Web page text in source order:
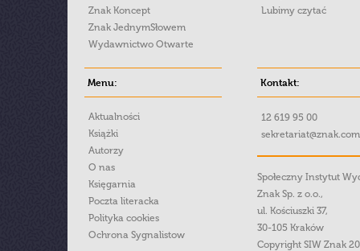
Znak Koncept
Znak JednymSłowem
Wydawnictwo Otwarte
Lubimy czytać
Menu:
Aktualności
Książki
Autorzy
O nas
Księgarnia
Poczta literacka
Polityka cookies
Ochrona Sygnalistow
Kontakt:
12 619 95 00
Społeczny Instytut
Znak Sp. z o.o.,
ul. Kościuszki 37,
30-105 Kraków
Copyright SIW Znak